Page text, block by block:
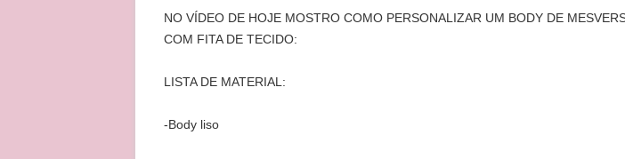
NO VÍDEO DE HOJE MOSTRO COMO PERSONALIZAR UM BODY DE
COM FITA DE TECIDO:
LISTA DE MATERIAL:
-Body liso